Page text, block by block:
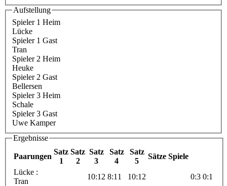
Aufstellung
Spieler 1 Heim
Lücke
Spieler 1 Gast
Tran
Spieler 2 Heim
Heuke
Spieler 2 Gast
Bellersen
Spieler 3 Heim
Schale
Spieler 3 Gast
Uwe Kamper
Ergebnisse
Paarungen
Satz
1
Satz
2
Satz
3
Satz
4
Satz
5
Sätze Spiele
Lücke :
Tran
10:12 8:11 10:12 0:3 0:1